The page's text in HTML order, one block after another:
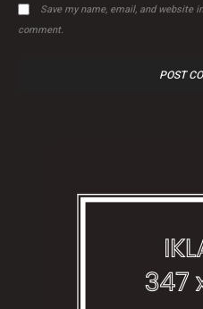
Save my name, email, and website
comment.